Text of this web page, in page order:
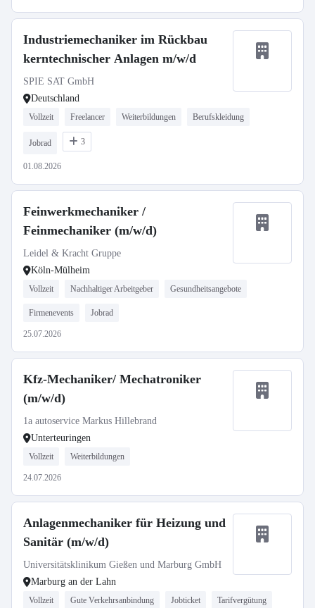
Industriemechaniker im Rückbau
kerntechnischer Anlagen m/w/d
SPIE SAT GmbH
Deutschland
Vollzeit Freelancer Weiterbildungen Berufskleidung
Jobrad 3
01.08.2026
Feinwerkmechaniker /
Feinmechaniker (m/w/d)
Leidel & Kracht Gruppe
Köln-Mülheim
Vollzeit Nachhaltiger Arbeitgeber Gesundheitsangebote
Firmenevents Jobrad
25.07.2026
Kfz-Mechaniker/ Mechatroniker
(m/w/d)
1a autoservice Markus Hillebrand
Unterteuringen
Vollzeit Weiterbildungen
24.07.2026
Anlagenmechaniker für Heizung und
Sanitär (m/w/d)
Universitätsklinikum Gießen und Marburg GmbH
Marburg an der Lahn
Vollzeit Gute Verkehrsanbindung Jobticket Tarifvergütung